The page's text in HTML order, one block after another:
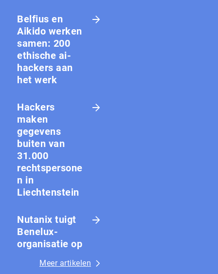
Belfius en
Aikido werken
samen: 200
ethische ai-
hackers aan
het werk
Hackers
maken
gegevens
buiten van
31.000
rechtspersone
n in
Liechtenstein
Nutanix tuigt
Benelux-
organisatie op
Meer artikelen